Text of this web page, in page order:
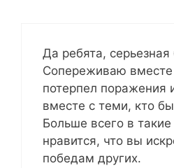
Да ребята, серьезная
Сопереживаю вместе
потерпел поражения
вместе с теми, кто
Больше всего в
нравится, что вы
победам других.